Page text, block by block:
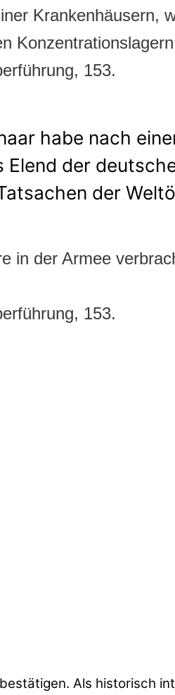
Krankenhäusern,
153.
habe nach
der
der
in der Armee
153.
Als historisch